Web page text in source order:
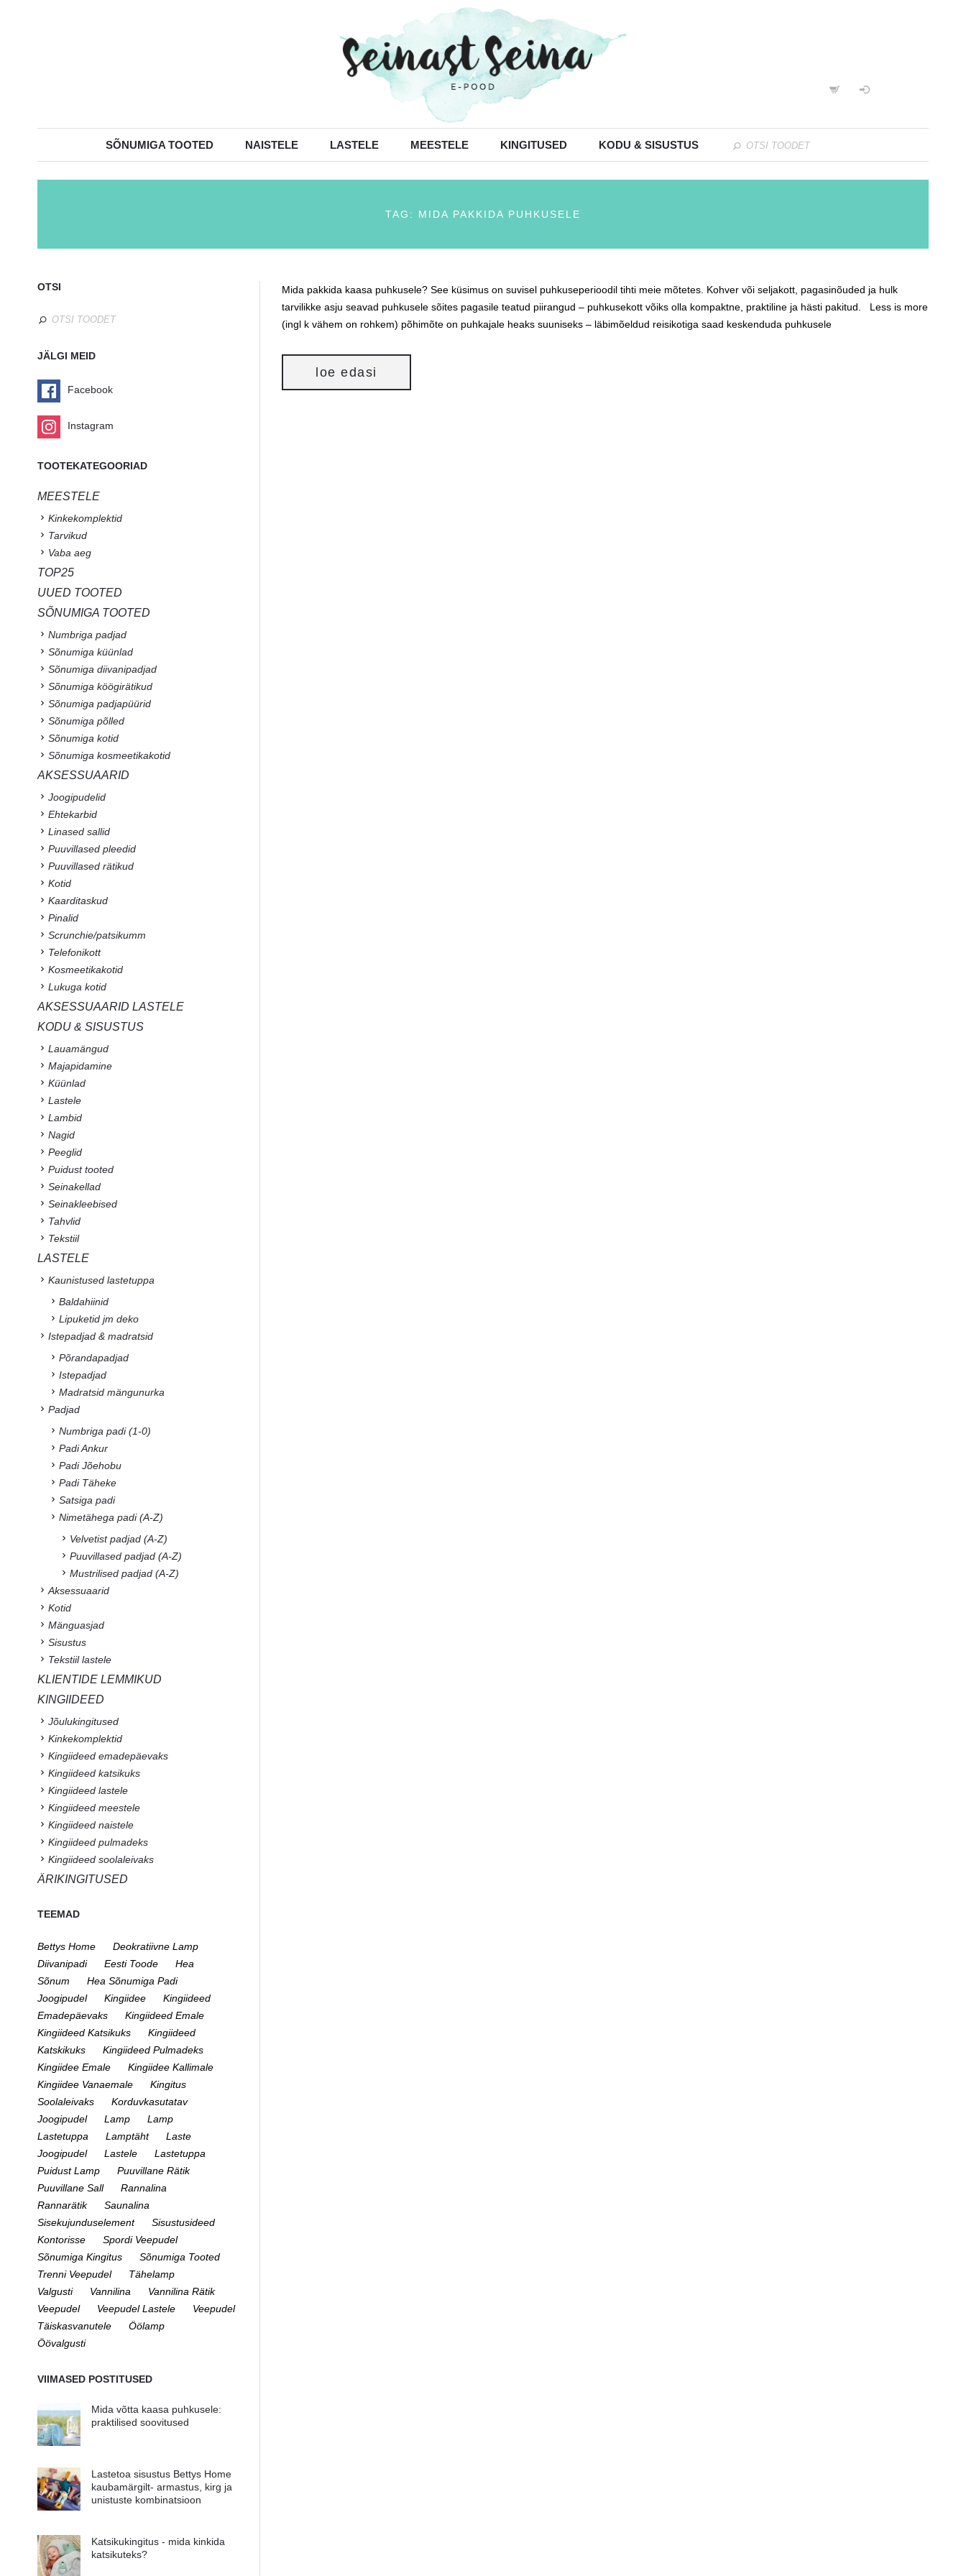
SÕNUMIGA TOOTED NAISTELE LASTELE MEESTELE KINGITUSED KODU & SISUSTUS
TAG: MIDA PAKKIDA PUHKUSELE
Mida pakkida kaasa puhkusele? See küsimus on suvisel puhkuseperioodil tihti meie mõtetes. Kohver või seljakott, pagasinõuded ja hulk
tarvilikke asju seavad puhkusele sõites pagasile teatud piirangud – puhkusekott võiks olla kompaktne, praktiline ja hästi pakitud. Less is more
(ingl k vähem on rohkem) põhimõte on puhkajale heaks suuniseks – läbimõeldud reisikotiga saad keskenduda puhkusele
loe edasi
OTSI
JÄLGI MEID
Facebook
Instagram
TOOTEKATEGOORIAD
MEESTELE
Kinkekomplektid
Tarvikud
Vaba aeg
TOP25
UUED TOOTED
SÕNUMIGA TOOTED
Numbriga padjad
Sõnumiga küünlad
Sõnumiga diivanipadjad
Sõnumiga köögirätikud
Sõnumiga padjapüürid
Sõnumiga põlled
Sõnumiga kotid
Sõnumiga kosmeetikakotid
AKSESSUAARID
Joogipudelid
Ehtekarbid
Linased sallid
Puuvillased pleedid
Puuvillased rätikud
Kotid
Kaarditaskud
Pinalid
Scrunchie/patsikumm
Telefonikott
Kosmeetikakotid
Lukuga kotid
AKSESSUAARID LASTELE
KODU & SISUSTUS
Lauamängud
Majapidamine
Küünlad
Lastele
Lambid
Nagid
Peeglid
Puidust tooted
Seinakellad
Seinakleebised
Tahvlid
Tekstiil
LASTELE
Kaunistused lastetuppa
Baldahiinid
Lipuketid jm deko
Istepadjad & madratsid
Põrandapadjad
Istepadjad
Madratsid mängunurka
Padjad
Numbriga padi (1-0)
Padi Ankur
Padi Jõehobu
Padi Täheke
Satsiga padi
Nimetähega padi (A-Z)
Velvetist padjad (A-Z)
Puuvillased padjad (A-Z)
Mustrilised padjad (A-Z)
Aksessuaarid
Kotid
Mänguasjad
Sisustus
Tekstiil lastele
KLIENTIDE LEMMIKUD
KINGIIDEED
Jõulukingitused
Kinkekomplektid
Kingiideed emadepäevaks
Kingiideed katsikuks
Kingiideed lastele
Kingiideed meestele
Kingiideed naistele
Kingiideed pulmadeks
Kingiideed soolaleivaks
ÄRIKINGITUSED
TEEMAD
Bettys Home
Deokratiivne Lamp
Diivanipadi
Eesti Toode
Hea
Sõnum
Hea Sõnumiga Padi
Joogipudel
Kingiidee
Kingiideed
Emadepäevaks
Kingiideed Emale
Kingiideed Katsikuks
Kingiideed
Katskikuks
Kingiideed Pulmadeks
Kingiidee Emale
Kingiidee Kallimale
Kingiidee Vanaemale
Kingitus
Soolaleivaks
Korduvkasutatav
Joogipudel
Lamp
Lamp
Lastetuppa
Lamptäht
Laste
Joogipudel
Lastele
Lastetuppa
Puidust Lamp
Puuvillane Rätik
Puuvillane Sall
Rannalina
Rannarätik
Saunalina
Sisekujunduselement
Sisustusideed
Kontorisse
Spordi Veepudel
Sõnumiga Kingitus
Sõnumiga Tooted
Trenni Veepudel
Tähelamp
Valgusti
Vannilina
Vannilina Rätik
Veepudel
Veepudel Lastele
Veepudel
Täiskasvanutele
Öölamp
Öövalgusti
VIIMASED POSTITUSED
Mida võtta kaasa puhkusele:
praktilised soovitused
Lastetoa sisustus Bettys Home
kaubamärgilt- armastus, kirg ja
unistuste kombinatsioon
Katsikukingitus - mida kinkida
katsikuteks?